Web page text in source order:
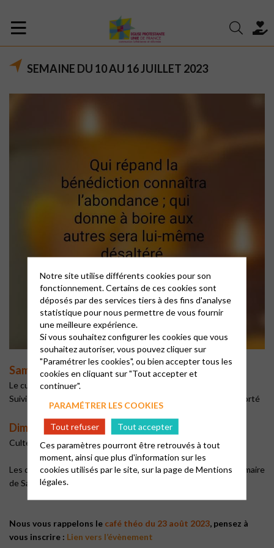
SEMAINE DU 10 AU 16 JUILLET 2023
Samedi 15 juillet à Vence
Le culte se déroulera à 18h
Suivi d’un partage d’un soir d’été avec ce que chacun aura apporté
Dimanche 16 juillet à Grasse
Culte à 10h à la chapelle Victoria
Les deux cultes seront présidés parM. René Lapotre, ancien maire
de Sangate de 1995 à 2001.
Nous vous rappelons le café théo du 23 août 2023, pensez à
vous inscrire : Lien vers l’évènement
Notre site utilise différents cookies pour son
fonctionnement. Certains de ces cookies sont
déposés par des services tiers à des fins d'analyse
statistique pour nous permettre de vous fournir
une meilleure expérience.
Si vous souhaitez configurer les cookies que vous
souhaitez autoriser, vous pouvez cliquer sur
"Paramétrer les cookies", ou bien accepter tous les
cookies en cliquant sur "Tout accepter et
continuer".
PARAMÉTRER LES COOKIES
Tout refuser
Tout accepter
Ces paramètres pourront être retrouvés à tout
moment, ainsi que plus d'information sur les
cookies utilisés par le site, sur la page deMentions
légales.